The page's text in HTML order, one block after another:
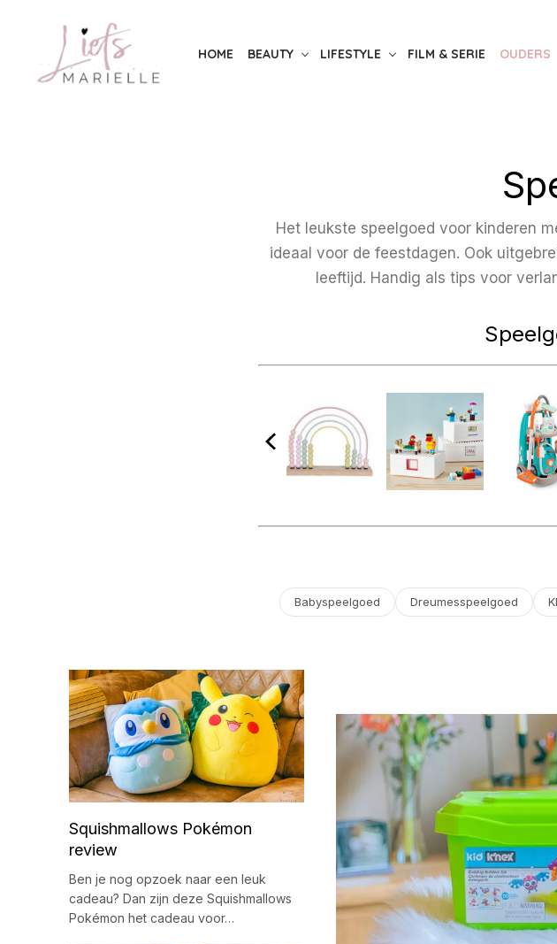
content
HOME BEAUTY LIFESTYLE FILM & SERIE OUDERS
Het leukste speelgoed voor kinderen
ideaal voor de feestdagen. Ook
leeftijd. Handig als tips voor
Babyspeelgoed Dreumesspeelgoed
Squishmallows Pokémon
review
Ben je nog opzoek naar een leuk
cadeau? Dan zijn deze Squishmallows
Pokémon het cadeau voor…